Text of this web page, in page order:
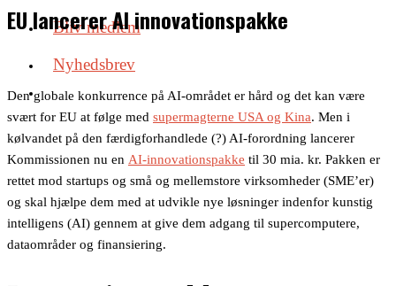
Bliv medlem
Nyhedsbrev
EU lancerer AI innovationspakke
Den globale konkurrence på AI-området er hård og det kan være
svært for EU at følge med supermagterne USA og Kina. Men i
kølvandet på den færdigforhandlede (?) AI-forordning lancerer
Kommissionen nu en AI-innovationspakke til 30 mia. kr. Pakken er
rettet mod startups og små og mellemstore virksomheder (SME’er)
og skal hjælpe dem med at udvikle nye løsninger indenfor kunstig
intelligens (AI) gennem at give dem adgang til supercomputere,
dataområder og finansiering.